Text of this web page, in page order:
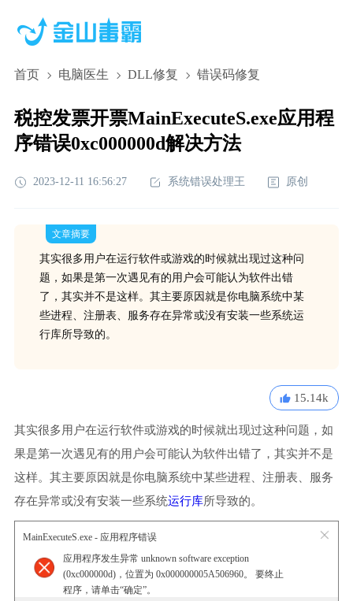
首页 电脑医生 DLL修复 错误码修复
税控发票开票MainExecuteS.exe应用程
序错误0xc000000d解决方法
2023-12-11 16:56:27 系统错误处理王 原创
文章摘要
其实很多用户在运行软件或游戏的时候就出现过这种问
题，如果是第一次遇见有的用户会可能认为软件出错
了，其实并不是这样。其主要原因就是你电脑系统中某
些进程、注册表、服务存在异常或没有安装一些系统运
行库所导致的。
15.14k
其实很多用户在运行软件或游戏的时候就出现过这种问题，如
果是第一次遇见有的用户会可能认为软件出错了，其实并不是
这样。其主要原因就是你电脑系统中某些进程、注册表、服务
存在异常或没有安装一些系统运行库所导致的。
MainExecuteS.exe - 应用程序错误
应用程序发生异常 unknown software exception
(0xc000000d)，位置为 0x000000005A506960。 要终止
程序，请单击“确定”。